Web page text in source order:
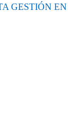
GESTIÓN EN